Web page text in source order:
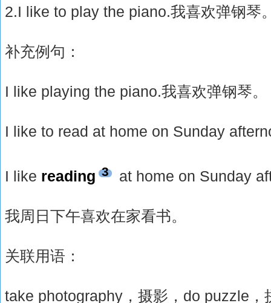
2.I like to play the piano.我喜欢弹钢琴
补充例句：
I like playing the piano.我喜欢弹钢琴。
I like to read at home on Sunday
I like reading 3 at home on Sunday
我周日下午喜欢在家看书。
关联用语：
take photography，摄影，do puzzle，